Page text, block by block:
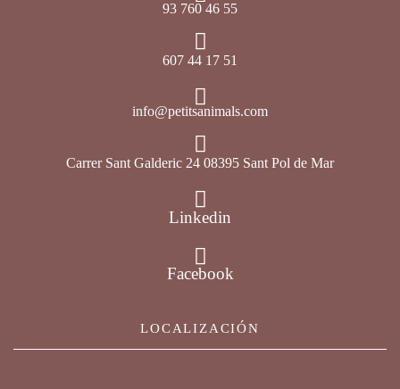
93 760 46 55
607 44 17 51
info@petitsanimals.com
Carrer Sant Galderic 24 08395 Sant Pol de Mar
Linkedin
Facebook
LOCALIZACIÓN